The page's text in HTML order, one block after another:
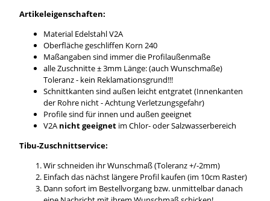
Artikeleigenschaften:
Material Edelstahl V2A
Oberfläche geschliffen Korn 240
Maßangaben sind immer die Profilaußenmaße
alle Zuschnitte ± 3mm Länge: (auch Wunschmaße)
Toleranz - kein Reklamationsgrund!!!
Schnittkanten sind außen leicht entgratet (Innenkanten
der Rohre nicht - Achtung Verletzungsgefahr)
Profile sind für innen und außen geeignet
V2A nicht geeignet im Chlor- oder Salzwasserbereich
Tibu-Zuschnittservice:
Wir schneiden ihr Wunschmaß (Toleranz +/-2mm)
Einfach das nächst längere Profil kaufen (im 10cm Raster)
Dann sofort im Bestellvorgang bzw. unmittelbar danach